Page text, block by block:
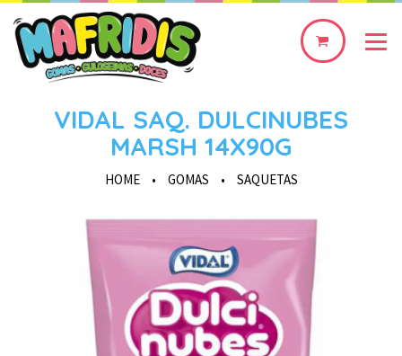
0
VIDAL SAQ. DULCINUBES
MARSH 14X90G
HOME • GOMAS • SAQUETAS